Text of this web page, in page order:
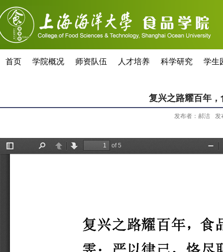
首页 学院概况 师资队伍 人才培养 科学研究 学生
复兴之路耀百年
发布者：郝洁 发